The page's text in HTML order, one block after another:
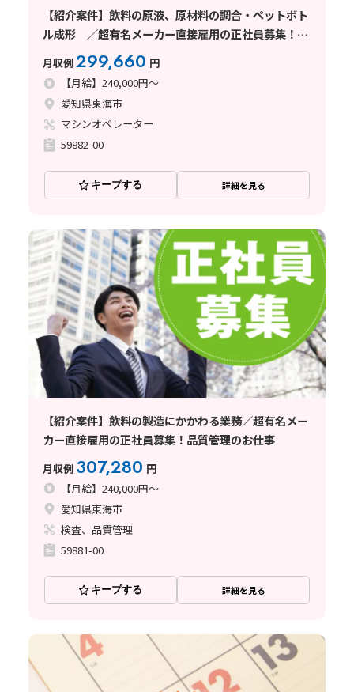
【紹介案件】飲料の原液、原材料の調合・ペットボト
ル成形 ／超有名メーカー直接雇用の正社員募集！品
質管理のお仕事
月収例299,660 円
【月給】240,000円～
愛知県東海市
マシンオペレーター
59882-00
キープする 詳細を見る
【紹介案件】飲料の製造にかかわる業務／超有名メー
カー直接雇用の正社員募集！品質管理のお仕事
月収例 307,280 円
【月給】240,000円～
愛知県東海市
検査、品質管理
59881-00
キープする 詳細を見る